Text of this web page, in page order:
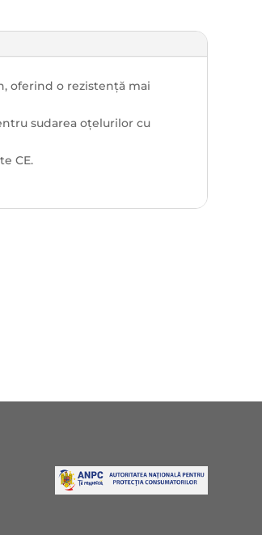
oferind o rezistență mai
sudarea oțelurilor cu
CE.